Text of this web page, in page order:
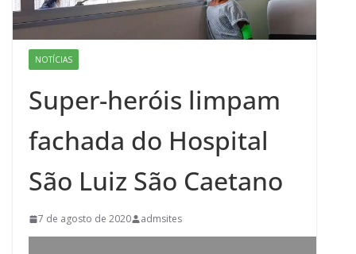
NOTÍCIAS
Super-heróis limpam
fachada do Hospital
São Luiz São Caetano
7 de agosto de 2020 admsites